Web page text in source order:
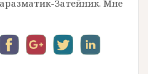
Затейник. Мне